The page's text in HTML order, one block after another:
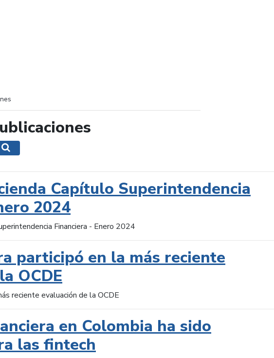
opciones de búsqueda
Capítulo Superintendencia
2024
Financiera - Enero 2024
participó en la más reciente
OCDE
reciente evaluación de la OCDE
en Colombia ha sido
las fintech